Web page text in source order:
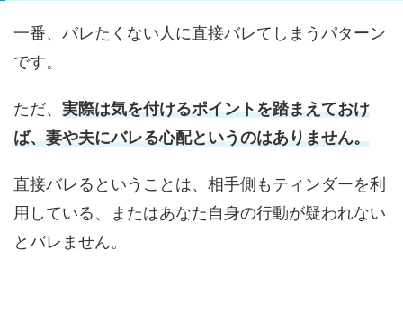
一番、バレたくない人に直接バレてしまうパターン
です。
ただ、 実際は気を付けるポイントを踏まえておけ
ば、妻や夫にバレる心配というのはありません。
直接バレるということは、相手側もティンダーを利
用している、またはあなた自身の行動が疑われない
とバレません。